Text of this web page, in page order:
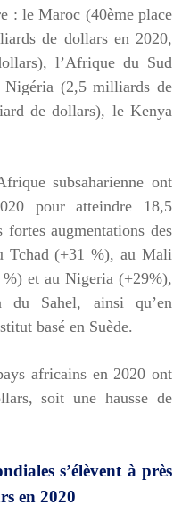
: le Maroc (40ème place
de dollars en 2020,
l’Afrique du Sud
(2,5 milliards de
de dollars), le Kenya
subsaharienne ont
pour atteindre 18,5
augmentations des
Tchad (+31 %), au Mali
et au Nigeria (+29%),
du Sahel, ainsi qu’en
basé en Suède.
africains en 2020 ont
soit une hausse de
s’élèvent à près
en 2020